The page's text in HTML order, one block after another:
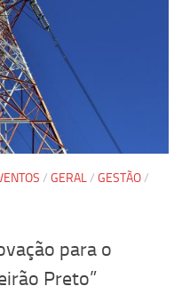
/ GERAL/ GESTÃO/
para o
Preto”